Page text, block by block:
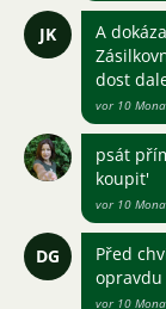
JK
A
dost
vor 10
psát
koupit'
vor 10
DG
Před
opravdu
vor 10